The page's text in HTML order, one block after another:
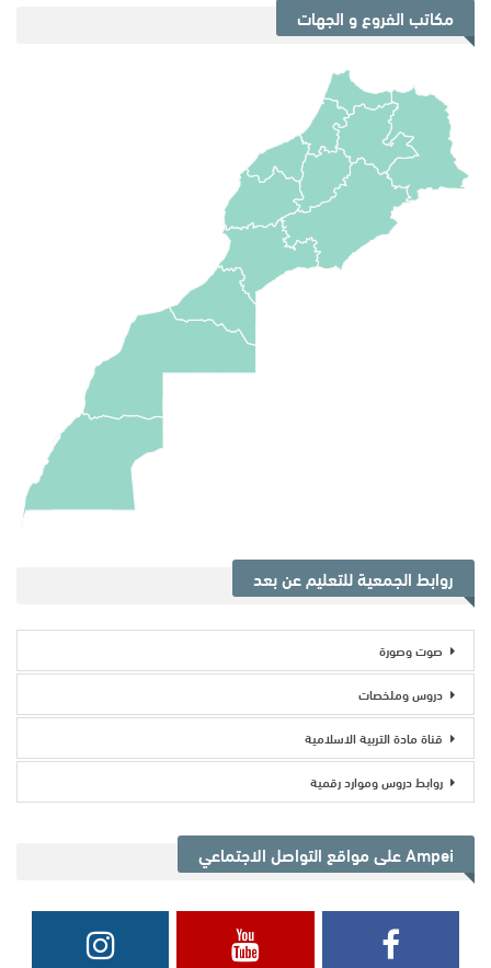
مكاتب الفروع و الجهات
روابط الجمعية للتعليم عن بعد
صوت وصورة
دروس وملخصات
قناة مادة التربية الاسلامية
روابط دروس وموارد رقمية
Ampei على مواقع التواصل الاجتماعي